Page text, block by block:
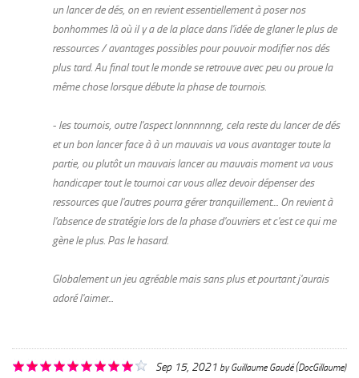
un lancer de dés, on en revient essentiellement à poser nos
bonhommes là où il y a de la place dans l'idée de glaner le plus de
ressources / avantages possibles pour pouvoir modifier nos dés
plus tard. Au final tout le monde se retrouve avec peu ou proue la
même chose lorsque débute la phase de tournois.
- les tournois, outre l'aspect lonnnnnng, cela reste du lancer de dés
et un bon lancer face à à un mauvais va vous avantager toute la
partie, ou plutôt un mauvais lancer au mauvais moment va vous
handicaper tout le tournoi car vous allez devoir dépenser des
ressources que l'autres pourra gérer tranquillement.... On revient à
l'absence de stratégie lors de la phase d'ouvriers et c'est ce qui me
gène le plus. Pas le hasard.
Globalement un jeu agréable mais sans plus et pourtant j'aurais
adoré l'aimer...
Sep 15, 2021 byGuillaume Gaudé (DocGillaume)